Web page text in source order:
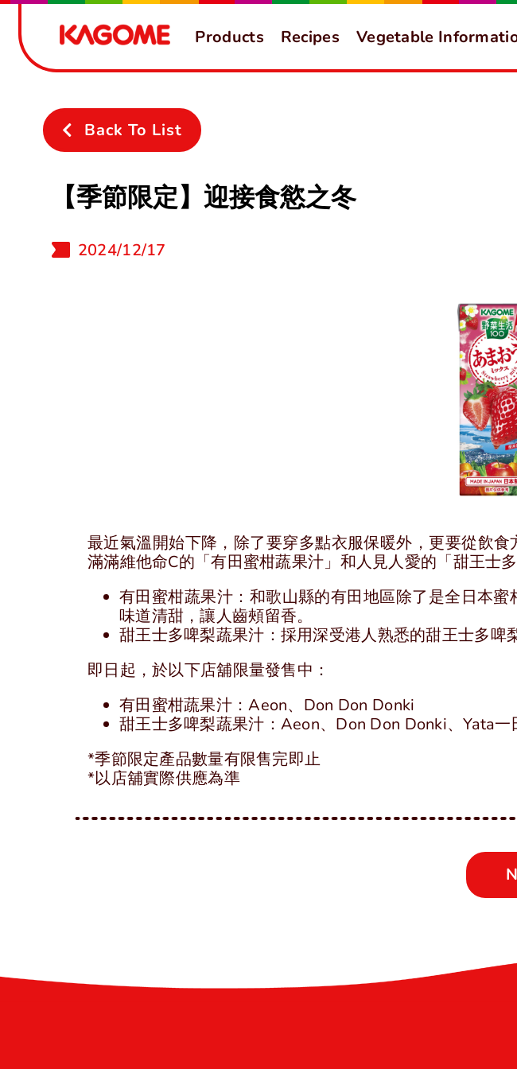
content
Products Recipes Vegetable
Back To List
【季節限定】迎接食慾之冬
2024/12/17
最近氣溫開始下降，除了要穿多點衣服保暖外，更要從飲
滿滿維他命C的「有田蜜柑蔬果汁」和人見人愛的「甜王士多
有田蜜柑蔬果汁：和歌山縣的有田地區除了是全日本
味道清甜，讓人齒頰留香。
甜王士多啤梨蔬果汁：採用深受港人熟悉的甜王士多啤
即日起，於以下店舖限量發售中：
有田蜜柑蔬果汁：Aeon、Don Don Donki
甜王士多啤梨蔬果汁：Aeon、Don Don Donki、Yata一
*季節限定產品數量有限售完即止
*以店舖實際供應為準